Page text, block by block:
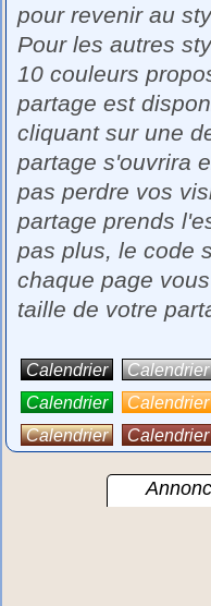
pour revenir au
Pour les autres
10 couleurs
partage est
cliquant sur une
partage s'ouvrira
pas perdre vos
partage prends
pas plus, le code
chaque page
taille de votre
Calendrier Calendrier
Calendrier
Calendrier
Calendrier
Calendrier